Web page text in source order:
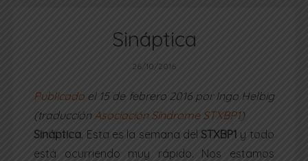
Sináptica
26/10/2016
Publicado el 15 de febrero 2016 por Ingo Helbig
(traducciónAsociación Síndrome STXBP1)
Sináptica. Esta es la semana delSTXBP1 y todo
está ocurriendo muy rápido. Nos estamos